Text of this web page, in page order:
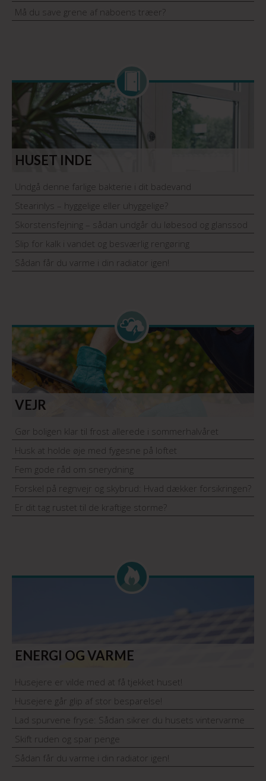
håndværker med garantiordning
Må du save grene af naboens træer?
HUSET INDE
Undgå denne farlige bakterie i dit badevand
Stearinlys – hyggelige eller uhyggelige?
Skorstensfejning – sådan undgår du løbesod og glanssod
Slip for kalk i vandet og besværlig rengøring
Sådan får du varme i din radiator igen!
VEJR
Gør boligen klar til frost allerede i sommerhalvåret
Husk at holde øje med fygesne på loftet
Fem gode råd om snerydning
Forskel på regnvejr og skybrud: Hvad dækker forsikringen?
Er dit tag rustet til de kraftige storme?
ENERGI OG VARME
Husejere er vilde med at få tjekket huset!
Husejere går glip af stor besparelse!
Lad spurvene fryse: Sådan sikrer du husets vintervarme
Skift ruden og spar penge
Sådan får du varme i din radiator igen!